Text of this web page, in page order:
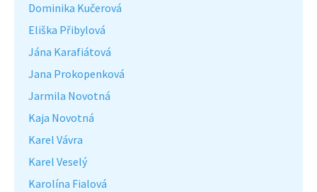
Dominika Kučerová
Eliška Přibylová
Jána Karafiátová
Jana Prokopenková
Jarmila Novotná
Kaja Novotná
Karel Vávra
Karel Veselý
Karolína Fialová